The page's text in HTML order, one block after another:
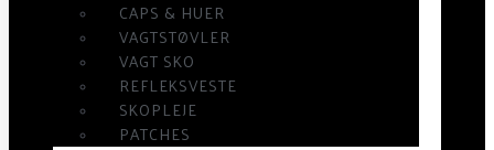
CAPS & HUER
VAGTSTØVLER
VAGT SKO
REFLEKSVESTE
SKOPLEJE
PATCHES